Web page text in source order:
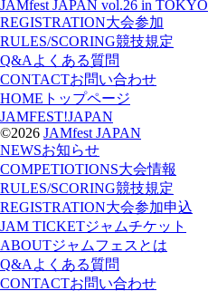
JAMfest JAPAN vol.26 in TOKYO
REGISTRATION大会参加
RULES/SCORING競技規定
Q&A よくある質問
CONTACTお問い合わせ
HOME トップページ
JAMFEST!JAPAN
©2026 JAMfest JAPAN
NEWSお知らせ
COMPETIOTIONS大会情報
RULES/SCORING競技規定
REGISTRATION大会参加申込
JAM TICKETジャムチケット
ABOUTジャムフェスとは
Q&A よくある質問
CONTACTお問い合わせ